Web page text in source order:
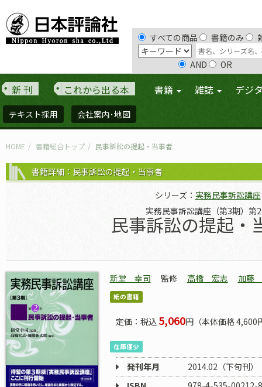
すべての商品 書籍のみ
AND OR
新 刊 これから出る本 書籍 雑誌 デジ
テキスト採用 会社案内･地図
HOME 書籍総合トップ 民事訴訟の提起・当事者
書籍詳細：民事訴訟の提起・当事者
シリーズ： 実務民事訴訟講座
実務民事訴訟講座（第3期）第
民事訴訟の提起・
新堂 幸司 監修 高橋 宏志 加藤
紙の書籍
定価：税込 5,060円（本体価格 4,600
在庫僅少
発刊年月
2014.02（下旬刊）